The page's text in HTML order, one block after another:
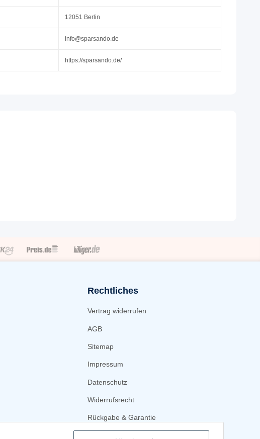
12051 Berlin
info@sparsando.de
https://sparsando.de/
Rechtliches
Vertrag widerrufen
AGB
Sitemap
Impressum
Datenschutz
Widerrufsrecht
Rückgabe & Garantie